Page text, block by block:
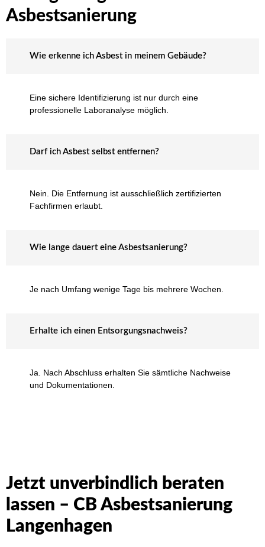
Asbestsanierung
Wie erkenne ich Asbest in meinem Gebäude?
Eine sichere Identifizierung ist nur durch eine
professionelle Laboranalyse möglich.
Darf ich Asbest selbst entfernen?
Nein. Die Entfernung ist ausschließlich zertifizierten
Fachfirmen erlaubt.
Wie lange dauert eine Asbestsanierung?
Je nach Umfang wenige Tage bis mehrere Wochen.
Erhalte ich einen Entsorgungsnachweis?
Ja. Nach Abschluss erhalten Sie sämtliche Nachweise
und Dokumentationen.
Jetzt unverbindlich beraten
lassen – CB Asbestsanierung
Langenhagen